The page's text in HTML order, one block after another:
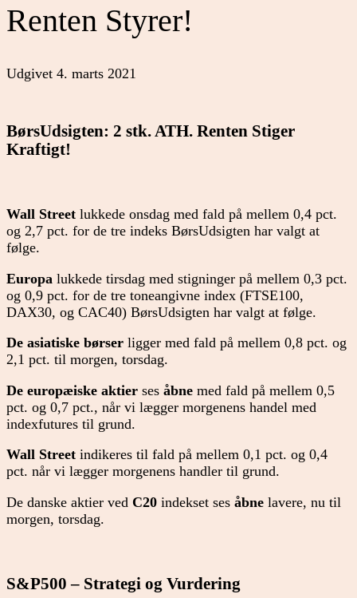
Renten Styrer!
Udgivet 4. marts 2021
BørsUdsigten: 2 stk. ATH. Renten Stiger
Kraftigt!
Wall Street lukkede onsdag med fald på mellem 0,4 pct.
og 2,7 pct. for de tre indeks BørsUdsigten har valgt at
følge.
Europa lukkede tirsdag med stigninger på mellem 0,3 pct.
og 0,9 pct. for de tre toneangivne index (FTSE100,
DAX30, og CAC40) BørsUdsigten har valgt at følge.
De asiatiske børser ligger med fald på mellem 0,8 pct. og
2,1 pct. til morgen, torsdag.
De europæiske aktier ses åbne med fald på mellem 0,5
pct. og 0,7 pct., når vi lægger morgenens handel med
indexfutures til grund.
Wall Street indikeres til fald på mellem 0,1 pct. og 0,4
pct. når vi lægger morgenens handler til grund.
De danske aktier ved C20 indekset ses åbne lavere, nu til
morgen, torsdag.
S&P500 – Strategi og Vurdering